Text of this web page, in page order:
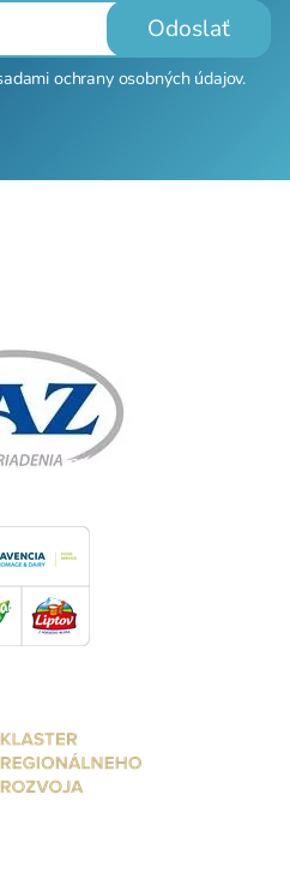
Odoslať
ochrany osobných údajov.